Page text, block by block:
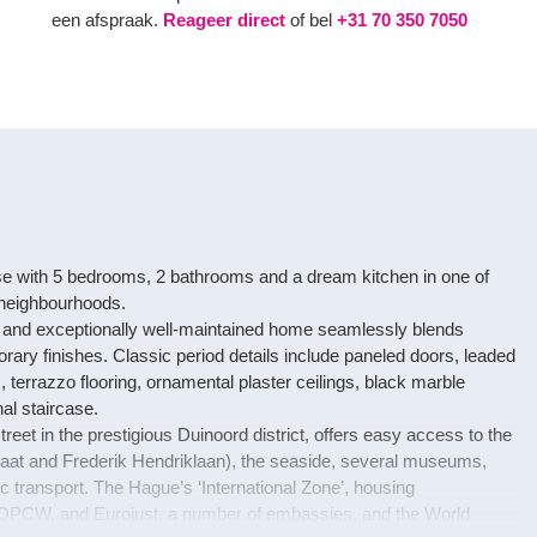
een afspraak. Reageer direct of bel +31 70 350 7050
with 5 bedrooms, 2 bathrooms and a dream kitchen in one of
exceptionally well-maintained home seamlessly blends
finishes. Classic period details include paneled doors, leaded
terrazzo flooring, ornamental plaster ceilings, black marble
staircase.
in the prestigious Duinoord district, offers easy access to the
and Frederik Hendriklaan), the seaside, several museums,
The Hague’s ‘International Zone’, housing
and Eurojust, a number of embassies, and the World